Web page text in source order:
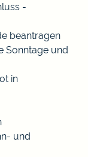
-
beantragen
Sonntage und
in
und